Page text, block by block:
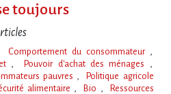
toujours
Comportement du consommateur
Pouvoir d'achat des ménages
pauvres
Politique agricole
alimentaire Bio
Ressources